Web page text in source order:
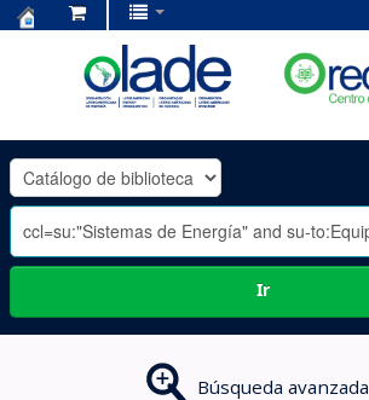
OLADE
-
Ir
Búsqueda avanzada